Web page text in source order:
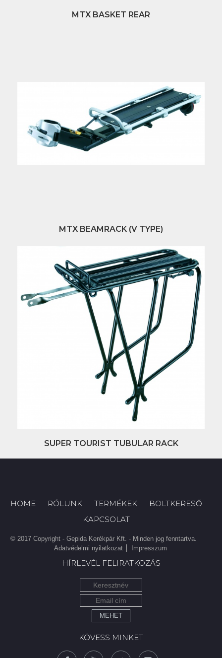
MTX BASKET REAR
MTX BEAMRACK (V TYPE)
SUPER TOURIST TUBULAR RACK
HOME RÓLUNK TERMÉKEK
BOLTKERESŐ
KAPCSOLAT
© 2017 Copyright - Gepida Kerékpár Kft. - Minden jog fenntartva.
Adatvédelmi nyilatkozat
Impresszum
HÍRLEVÉL FELIRATKOZÁS
MEHET
KÖVESS MINKET